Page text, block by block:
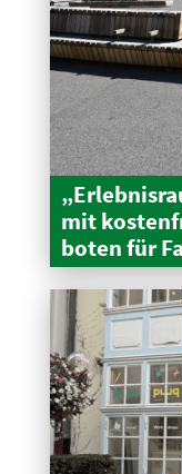
mit
boten für